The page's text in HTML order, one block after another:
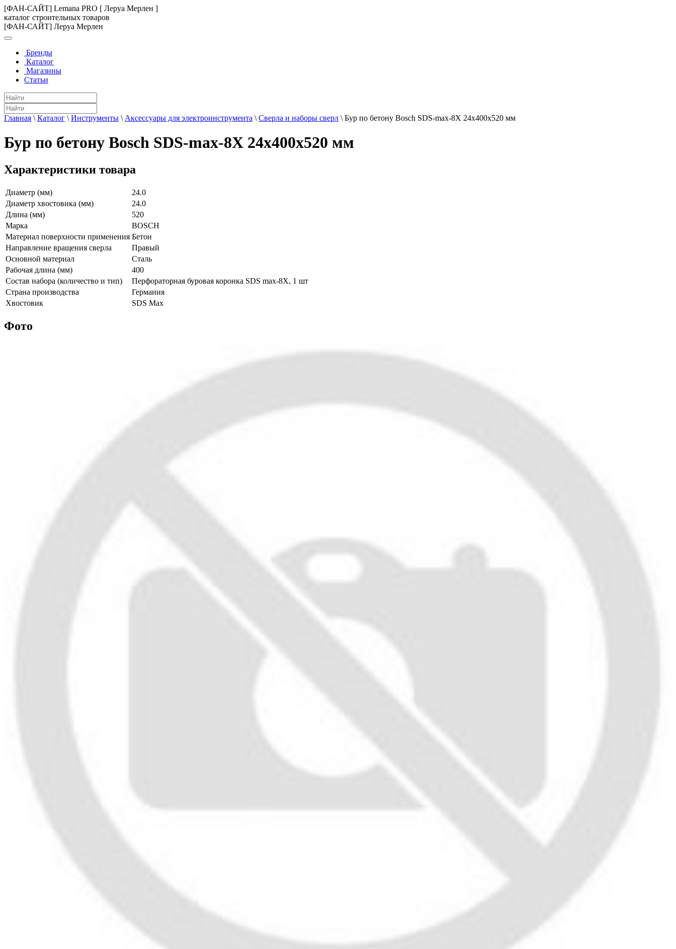
[ФАН-САЙТ] Lemana PRO [ Леруа Мерлен ]
каталог строительных товаров
[ФАН-САЙТ] Леруа Мерлен
Бренды
Каталог
Магазины
Статьи
Главная \ Каталог \ Инструменты \ Аксессуары для электроинструмента \ Сверла и наборы сверл \ Бур по бетону Bosch SDS-max-8X 24x400x520 мм
Бур по бетону Bosch SDS-max-8X 24x400x520 мм
Характеристики товара
Диаметр (мм)
24.0
Диаметр хвостовика (мм)
24.0
Длина (мм)
520
Марка
BOSCH
Материал поверхности применения Бетон
Направление вращения сверла
Правый
Основной материал
Сталь
Рабочая длина (мм)
400
Состав набора (количество и тип)
Перфораторная буровая коронка SDS max-8X, 1 шт
Страна производства
Германия
Хвостовик
SDS Max
Фото